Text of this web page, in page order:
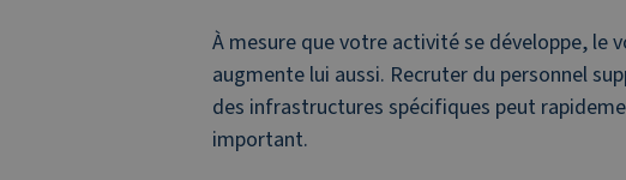
À mesure que votre activité se développe, le
augmente lui aussi. Recruter du personnel
des infrastructures spécifiques peut
important.